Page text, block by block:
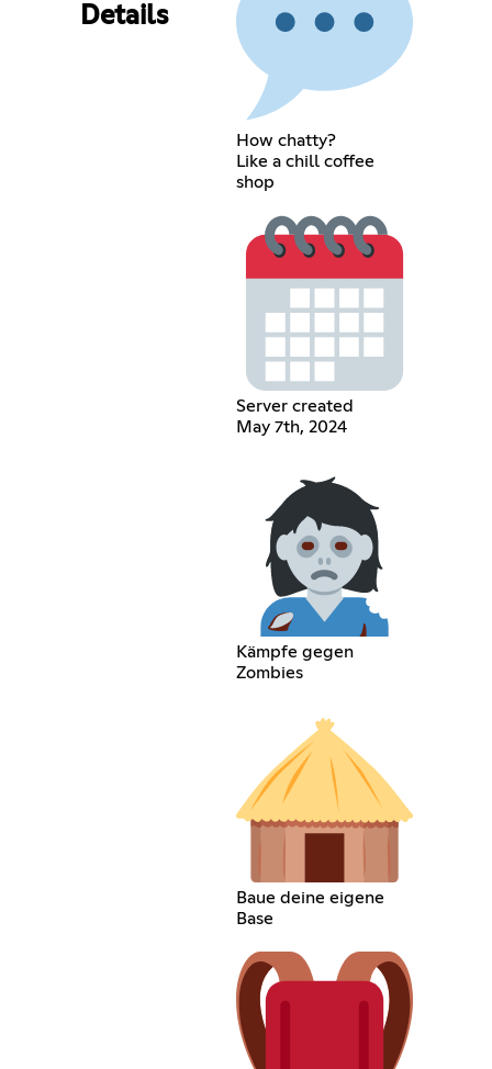
Details
How chatty?
Like a chill coffee
shop
Server created
May 7th, 2024
Kämpfe gegen
Zombies
Baue deine eigene
Base